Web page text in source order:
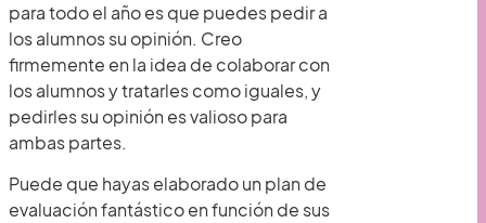
para todo el año es que puedes pedir a
los alumnos su opinión. Creo
firmemente en la idea de colaborar con
los alumnos y tratarles como iguales, y
pedirles su opinión es valioso para
ambas partes.
Puede que hayas elaborado un plan de
evaluación fantástico en función de sus